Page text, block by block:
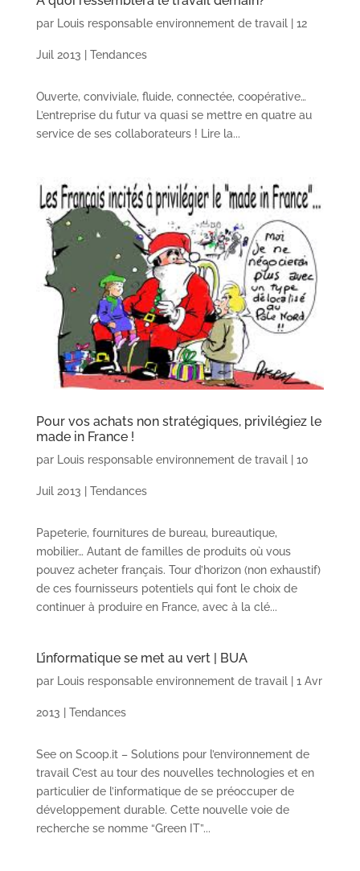
par Louis responsable environnement de travail| 12
Juil 2013 Tendances
Ouverte, conviviale, fluide, connectée, coopérative…
L’entreprise du futur va quasi se mettre en quatre au
service de ses collaborateurs ! Lire la...
Pour vos achats non stratégiques, privilégiez le
made in France !
par Louis responsable environnement de travail| 10
Juil 2013 Tendances
Papeterie, fournitures de bureau, bureautique,
mobilier… Autant de familles de produits où vous
pouvez acheter français. Tour d’horizon (non exhaustif)
de ces fournisseurs potentiels qui font le choix de
continuer à produire en France, avec à la clé...
L’informatique se met au vert | BUA
par Louis responsable environnement de travail| 1 Avr
2013 Tendances
See on Scoop.it – Solutions pour l’environnement de
travail C’est au tour des nouvelles technologies et en
particulier de l’informatique de se préoccuper de
développement durable. Cette nouvelle voie de
recherche se nomme “Green IT”...